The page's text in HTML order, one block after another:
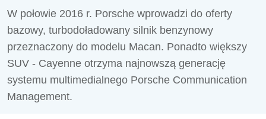
W połowie 2016 r. Porsche wprowadzi do oferty
bazowy, turbodoładowany silnik benzynowy
przeznaczony do modelu Macan. Ponadto większy
SUV - Cayenne otrzyma najnowszą generację
systemu multimedialnego Porsche Communication
Management.